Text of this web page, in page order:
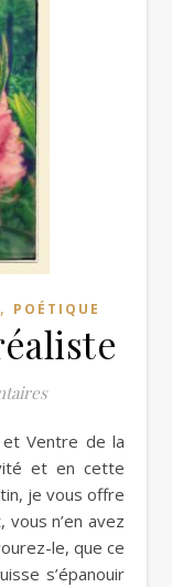
, POÉTIQUE
et en cette
je vous offre
n’en avez
le, que ce
s’épanouir